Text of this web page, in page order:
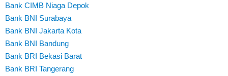
Bank CIMB Niaga Depok
Bank BNI Surabaya
Bank BNI Jakarta Kota
Bank BNI Bandung
Bank BRI Bekasi Barat
Bank BRI Tangerang